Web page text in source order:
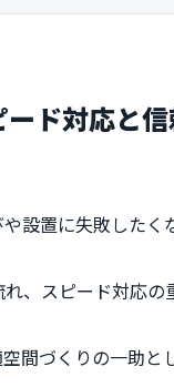
ド対応と
設置に失敗したく
、スピード対応の
間づくりの一助と